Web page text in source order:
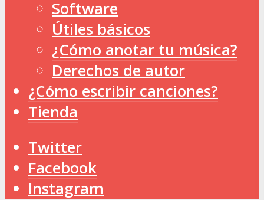
Software
Útiles básicos
¿Cómo anotar tu música?
Derechos de autor
¿Cómo escribir canciones?
Tienda
Twitter
Facebook
Instagram